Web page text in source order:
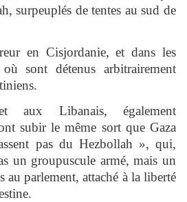
surpeuplés de tentes au sud de
en Cisjordanie, et dans les
sont détenus arbitrairement
aux Libanais, également
subir le même sort que Gaza
pas du Hezbollah », qui,
un groupuscule armé, mais un
au parlement, attaché à la liberté